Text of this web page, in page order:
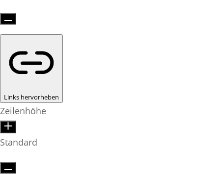
Links hervorheben
Zeilenhöhe
Standard